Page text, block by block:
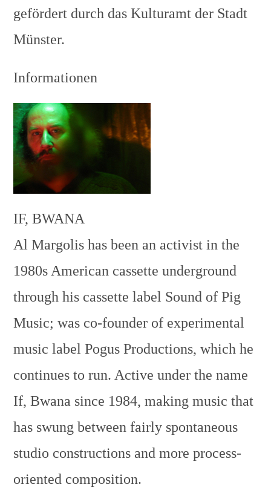
gefördert durch das Kulturamt der Stadt
Münster.
Informationen
IF, BWANA
Al Margolis has been an activist in the
1980s American cassette underground
through his cassette label Sound of Pig
Music; was co-founder of experimental
music label Pogus Productions, which he
continues to run. Active under the name
If, Bwana since 1984, making music that
has swung between fairly spontaneous
studio constructions and more process-
oriented composition.